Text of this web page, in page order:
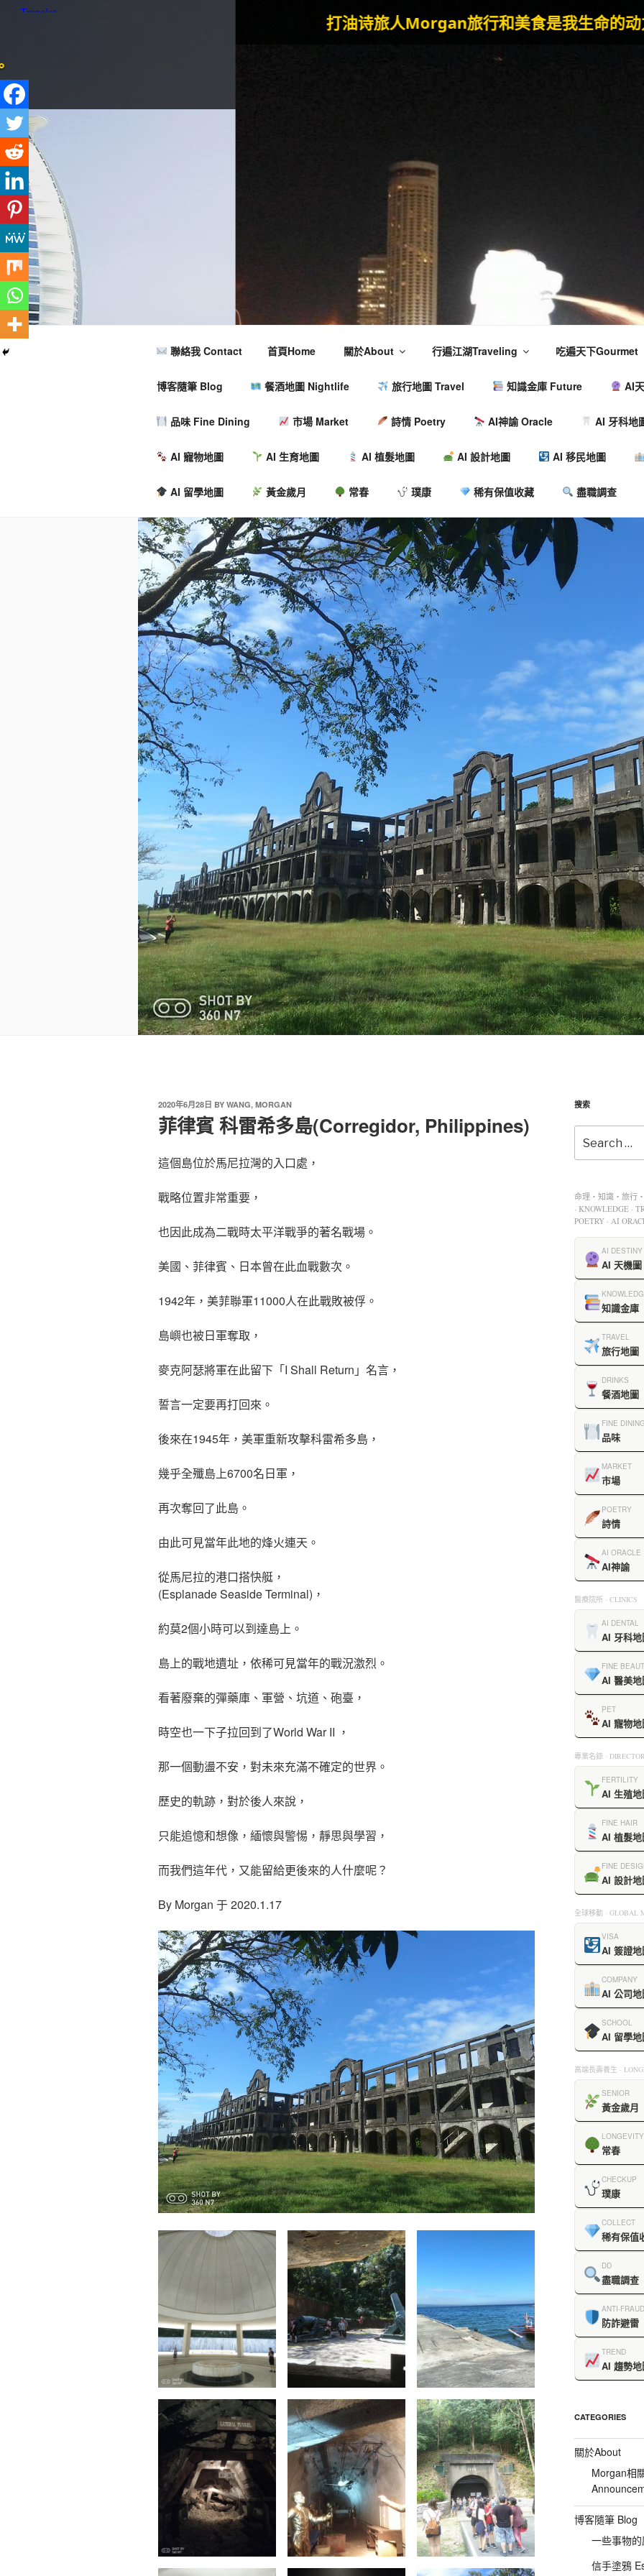
旅行和美食是我生命的动力泉源。--Poetry
聯絡我 Contact 首頁Home 關於About 行遍江湖Traveling 吃遍天下Gourmet
博客隨筆 Blog 餐酒地圖 Nightlife 旅行地圖 Travel 知識金庫 Future AI
品味 Fine Dining 市場 Market 詩情 Poetry AI神諭 Oracle AI 牙科地
AI 寵物地圖 AI 生育地圖 AI 植髮地圖 AI 設計地圖 AI 移民地圖
AI 留學地圖 黃金歲月 常春 璞康 稀有保值收藏 盡職調查
2020年6月28日 BY WANG, MORGAN
菲律賓 科雷希多島(Corregidor, Philippines)
這個島位於馬尼拉灣的入口處，
戰略位置非常重要，
也因此成為二戰時太平洋戰爭的著名戰場。
美國、菲律賓、日本曾在此血戰數次。
1942年，美菲聯軍11000人在此戰敗被俘。
島嶼也被日軍奪取，
麥克阿瑟將軍在此留下「I Shall Return」名言，
誓言一定要再打回來。
後來在1945年，美軍重新攻擊科雷希多島，
幾乎全殲島上6700名日軍，
再次奪回了此島。
由此可見當年此地的烽火連天。
從馬尼拉的港口搭快艇，
(Esplanade Seaside Terminal)，
約莫2個小時可以到達島上。
島上的戰地遺址，依稀可見當年的戰況激烈。
看著廢棄的彈藥庫、軍營、坑道、砲臺，
時空也一下子拉回到了World War II ，
那一個動盪不安，對未來充滿不確定的世界。
歷史的軌跡，對於後人來說，
只能追憶和想像，緬懷與警惕，靜思與學習，
而我們這年代，又能留給更後來的人什麼呢？
By Morgan 于 2020.1.17
搜索
命理・知識・旅行
· KNOWLEDGE ·
POETRY · AI
AI DESTINY
AI 天機圖
知識金庫
TRAVEL
旅行地圖
DRINKS
餐酒地圖
FINE
品味
MARKET
市場
POETRY
詩情
AI ORACLE
AI神諭
醫療院所 · CLINICS
AI DENTAL
AI 牙科地
FINE
AI 醫美地
PET
AI 寵物地
專業名錄 ·
FERTILITY
AI 生殖地
FINE HAIR
AI 植髮地
FINE
AI 設計地
全球移動 · GLOBAL
VISA
AI 簽證地
COMPANY
AI 公司地
SCHOOL
AI 留學地
高端長壽養生 ·
SENIOR
黃金歲月
LONGEVITY
常春
CHECKUP
璞康
COLLECT
稀有保值
DD
盡職調查
ANTI-FRAUD
防詐避雷
TREND
AI 趨勢地
CATEGORIES
關於About
Morgan相
博客隨筆 Blog
一些事物
信手塗鴉